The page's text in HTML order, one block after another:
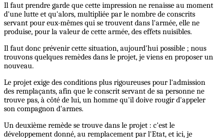
Il faut prendre garde que cette impression ne renaisse au moment
d'une lutte et qu'alors, multipliée par le nombre de conscrits
servant pour eux-mêmes qui se trouvent dans l'armée, elle ne
produise, pour la valeur de cette armée, des effets nuisibles.
Il faut donc prévenir cette situation, aujourd'hui possible ; nous
trouvons quelques remèdes dans le projet, je viens en proposer un
nouveau.
Le projet exige des conditions plus rigoureuses pour l'admission
des remplaçants, afin que le conscrit servant de sa personne ne
trouve pas, à côté de lui, un homme qu'il doive rougir d'appeler
son compagnon d'armes.
Un deuxième remède se trouve dans le projet : c'est le
développement donné, au remplacement par l'Etat, et ici, je